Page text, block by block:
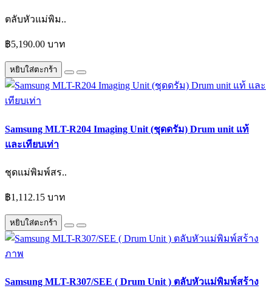
ตลับหัวแม่พิม..
฿5,190.00 บาท
หยิบใส่ตะกร้า
Samsung MLT-R204 Imaging Unit (ชุดดรัม) Drum unit แท้
และเทียบเท่า
ชุดแม่พิมพ์สร..
฿1,112.15 บาท
หยิบใส่ตะกร้า
Samsung MLT-R307/SEE ( Drum Unit ) ตลับหัวแม่พิมพ์สร้าง